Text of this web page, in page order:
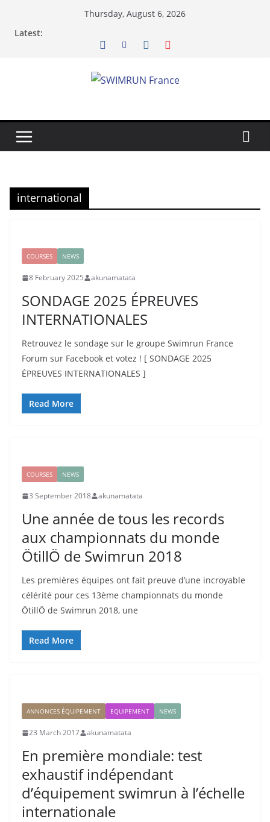
Thursday, August 6, 2026
Latest:
international
COURSES NEWS
8 February 2025 akunamatata
SONDAGE 2025 ÉPREUVES
INTERNATIONALES
Retrouvez le sondage sur le groupe Swimrun France
Forum sur Facebook et votez ! [ SONDAGE 2025
ÉPREUVES INTERNATIONALES ]
Read More
COURSES NEWS
3 September 2018 akunamatata
Une année de tous les records
aux championnats du monde
ÖtillÖ de Swimrun 2018
Les premières équipes ont fait preuve d’une incroyable
célérité pour ces 13ème championnats du monde
ÖtillÖ de Swimrun 2018, une
Read More
ANNONCES ÉQUIPEMENT EQUIPEMENT NEWS
23 March 2017 akunamatata
En première mondiale: test
exhaustif indépendant
d’équipement swimrun à l’échelle
internationale